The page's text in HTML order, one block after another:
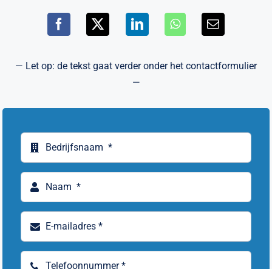
— Let op: de tekst gaat verder onder het contactformulier
—